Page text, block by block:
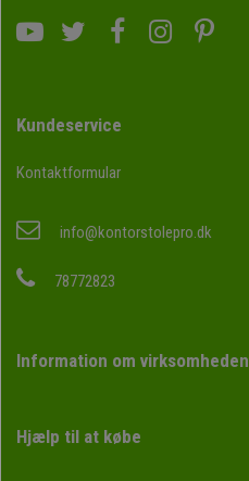
Kundeservice
Kontaktformular
info@kontorstolepro.dk
78772823
Information om virksomheden
Hjælp til at købe